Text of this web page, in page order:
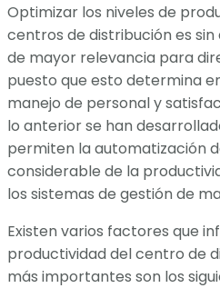
Optimizar los niveles de
centros de distribución es sin
de mayor relevancia para
puesto que esto determina
manejo de personal y
lo anterior se han
permiten la automatización
considerable de la
los sistemas de gestión de
Existen varios factores que
productividad del centro de
más importantes son los